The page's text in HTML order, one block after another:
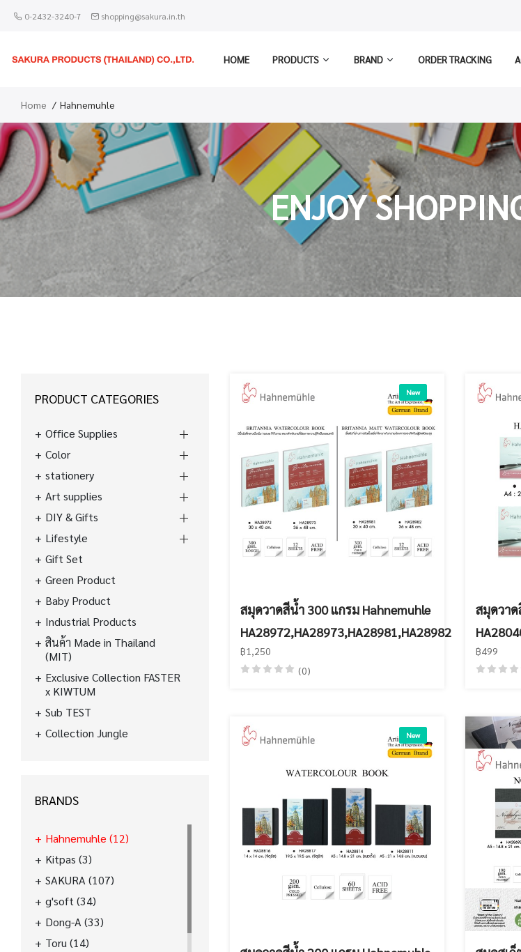
0-2432-3240-7 shopping@sakura.in.th
HOME PRODUCTS BRAND ORDER TRACKING
Home Hahnemuhle
ENJOY
PRODUCT CATEGORIES
Office Supplies
Color
stationery
Art supplies
DIY & Gifts
Lifestyle
Gift Set
Green Product
Baby Product
Industrial Products
สินค้า Made in Thailand
(MIT)
Exclusive Collection FASTER
x KIWTUM
Sub TEST
Collection Jungle
BRANDS
Hahnemuhle (12)
Kitpas (3)
SAKURA (107)
g'soft (34)
Dong-A (33)
Toru (14)
New
สมุดวาดสีน้ำ 300 แกรม Hahnemuhle
HA28972,HA28973,HA28981,HA28982
฿1,250
(0)
สมุดวาด
฿499
New